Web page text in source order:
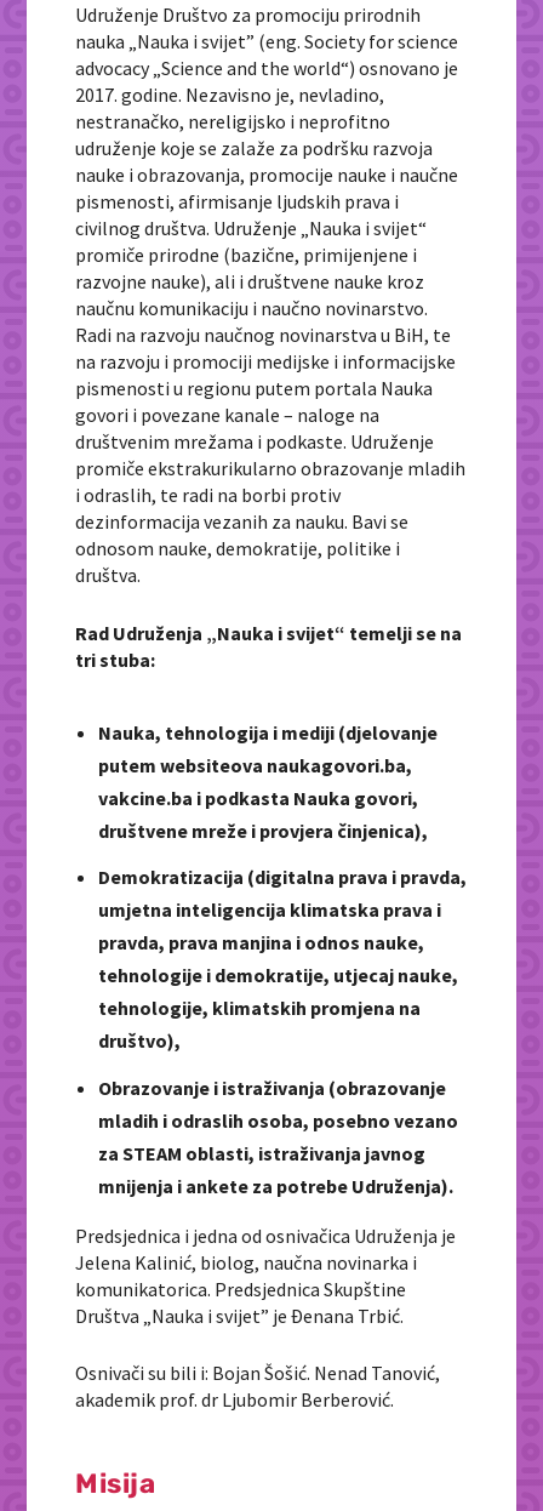
Udruženje Društvo za promociju prirodnih
nauka „Nauka i svijet” (eng. Society for science
advocacy „Science and the world“) osnovano je
2017. godine. Nezavisno je, nevladino,
nestranačko, nereligijsko i neprofitno
udruženje koje se zalaže za podršku razvoja
nauke i obrazovanja, promocije nauke i naučne
pismenosti, afirmisanje ljudskih prava i
civilnog društva. Udruženje „Nauka i svijet“
promiče prirodne (bazične, primijenjene i
razvojne nauke), ali i društvene nauke kroz
naučnu komunikaciju i naučno novinarstvo.
Radi na razvoju naučnog novinarstva u BiH, te
na razvoju i promociji medijske i informacijske
pismenosti u regionu putem portala Nauka
govori i povezane kanale – naloge na
društvenim mrežama i podkaste. Udruženje
promiče ekstrakurikularno obrazovanje mladih
i odraslih, te radi na borbi protiv
dezinformacija vezanih za nauku. Bavi se
odnosom nauke, demokratije, politike i
društva.
Rad Udruženja „Nauka i svijet“ temelji se na
tri stuba:
Nauka, tehnologija i mediji (djelovanje
putem websiteova naukagovori.ba,
vakcine.ba i podkasta Nauka govori,
društvene mreže i provjera činjenica),
Demokratizacija (digitalna prava i pravda,
umjetna inteligencija klimatska prava i
pravda, prava manjina i odnos nauke,
tehnologije i demokratije, utjecaj nauke,
tehnologije, klimatskih promjena na
društvo),
Obrazovanje i istraživanja (obrazovanje
mladih i odraslih osoba, posebno vezano
za STEAM oblasti, istraživanja javnog
mnijenja i ankete za potrebe Udruženja).
Predsjednica i jedna od osnivačica Udruženja je
Jelena Kalinić, biolog, naučna novinarka i
komunikatorica. Predsjednica Skupštine
Društva „Nauka i svijet” je Đenana Trbić.
Osnivači su bili i: Bojan Šošić. Nenad Tanović,
akademik prof. dr Ljubomir Berberović.
Misija